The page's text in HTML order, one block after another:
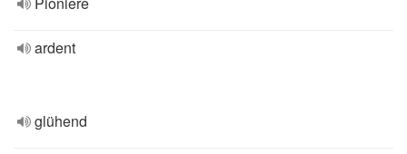
ardent
glühend